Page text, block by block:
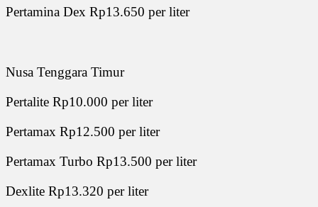
Pertamina Dex Rp13.650 per liter
Nusa Tenggara Timur
Pertalite Rp10.000 per liter
Pertamax Rp12.500 per liter
Pertamax Turbo Rp13.500 per liter
Dexlite Rp13.320 per liter